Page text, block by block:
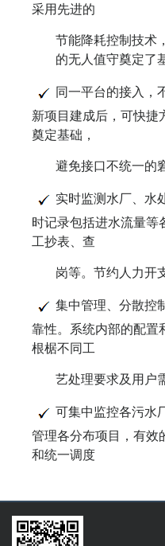
采用先进的
节能降耗控制技术
的无人值守奠定了
同一平台的接入，
新项目建成后，可快捷
奠定基础，
避免接口不统一的
实时监测水厂、水
时记录包括进水流量等
工抄表、查
岗等。节约人力开
集中管理、分散控
靠性。系统内部的配置
根椐不同工
艺处理要求及用户
可集中监控各污水
管理各分布项目，有效
和统一调度